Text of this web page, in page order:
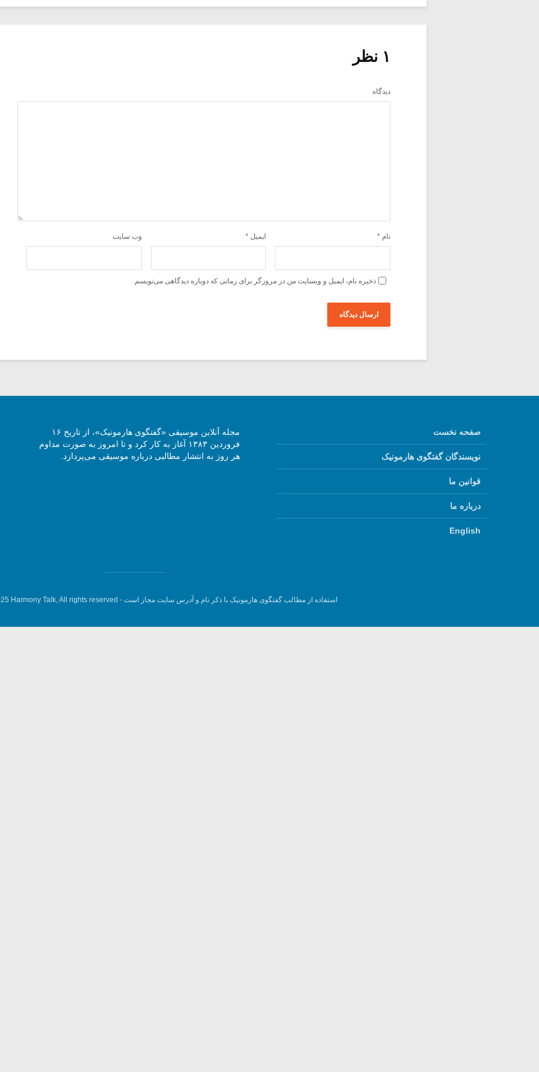
۱ نظر
دیدگاه
نام * ایمیل * وب‌ سایت
ذخیره نام، ایمیل و وبسایت من در مرورگر برای زمانی که دوباره دیدگاهی می‌نویسم.
صفحه نخست
نویسندگان گفتگوی هارمونیک
قوانین ما
درباره ما
English
مجله آنلاین موسیقی «گفتگوی هارمونیک»، از تاریخ ۱۶
فروردین ۱۳۸۳ آغاز به کار کرد و تا امروز به صورت مداوم
هر روز به انتشار مطالبی درباره موسیقی می‌پردازد.
استفاده از مطالب گفتگوی هارمونیک با ذکر نام و آدرس سایت مجاز است - Harmony Talk, All rights reserved.